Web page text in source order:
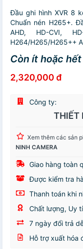
Đầu ghi hình XVR 8
Chuẩn nén H265+.
AHD, HD-CVI,
H264/H265/H265++
Còn ít hoặc
2,320,000 đ
Công ty:
THIẾT
Xem thêm các sản
NINH CAMERA
Giao hàng toàn
Được kiểm tra
Thanh toán khi
Chất lượng, Uy
7 ngày đổi trả
Hỗ trợ xuất hóa